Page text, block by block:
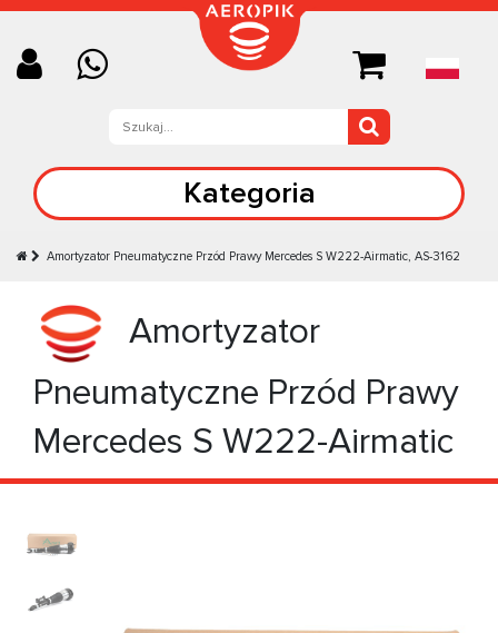
Kategoria
Amortyzator Pneumatyczne Przód Prawy Mercedes S W222-Airmatic, AS-3162
Amortyzator
Pneumatyczne Przód Prawy
Mercedes S W222-Airmatic